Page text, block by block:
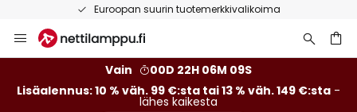
Euroopan suurin tuotemerkkivalikoima
to
Vain
00D 22H 06M 09S
Lisäalennus: 10 % väh. 99 €:sta tai 13 % väh. 149 €:sta -
lähes kaikesta